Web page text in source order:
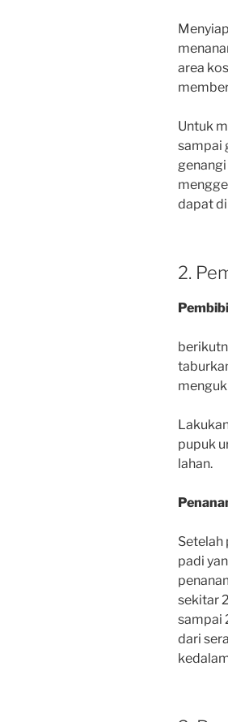
area
Untuk
sampai
dapat
2.
pupuk
lahan.
Setelah
padi
sekitar
sampai
dari